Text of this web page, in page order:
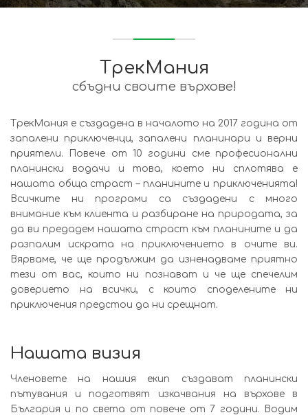
ТрекМания
сбъдни своите върхове!
ТрекМания е създадена в началото на 2017 година от
запалени приключенци, запалени планинари и верни
приятели. Повече от 10 години сме професионални
планински водачи и това, което ни сплотява е
нашата обща страст – планините и приключенията!
Всичките ни програми са създадени с много
внимание към клиента и разбиране на природата, за
да ви предадем нашата страст към планините и да
разпалим искрата на приключението в очите ви.
Вярваме, че ще продължим да изненадваме приятно
тези от вас, които ни познават и че ще спечелим
доверието на всички, с които споделените ни
приключения предстои да ни срещнат.
Нашата визия
Членовете на нашия екип създават планински
пътувания и подготвят изкачвания на върхове в
България и по света от повече от 7 години. Водим